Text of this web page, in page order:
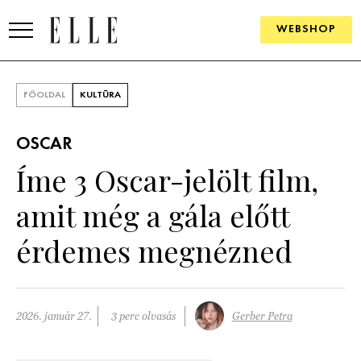
WEBSHOP
SZÉPSÉG
ÉLETMÓD
FŐOLDAL KULTÚRA
OSCAR
Íme 3 Oscar-jelölt film,
amit még a gála előtt
érdemes megnézned
2026. január 27. 3 perc olvasás Gerber Petra